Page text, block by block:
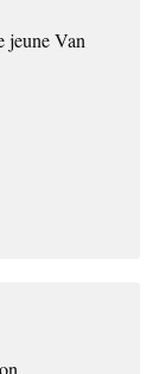
jeune Van